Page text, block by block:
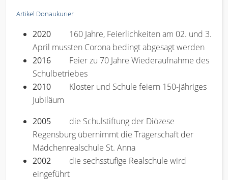
Artikel Donaukurier
2020
160 Jahre, Feierlichkeiten am 02. und 3.
April mussten Corona bedingt abgesagt werden
2016 Feier zu 70 Jahre Wiederaufnahme des
Schulbetriebes
2010 Kloster und Schule feiern 150-jähriges
Jubiläum
2005 die Schulstiftung der Diözese
Regensburg übernimmt die Trägerschaft der
Mädchenrealschule St. Anna
2002 die sechsstufige Realschule wird
eingeführt